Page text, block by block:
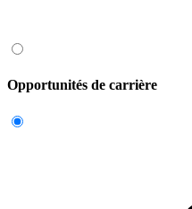
Opportunités de carrière